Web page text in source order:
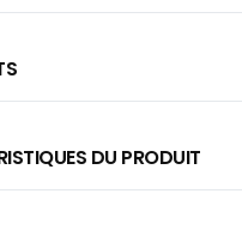
DU PRODUIT